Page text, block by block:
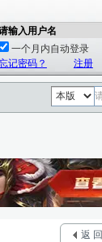
输入用户名
一个月内自动登录
记密码？
注册
返 回